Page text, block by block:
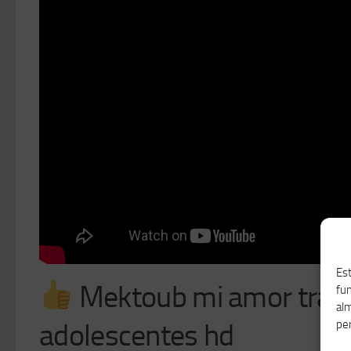
Mektoub mi amor
adolescentes hd